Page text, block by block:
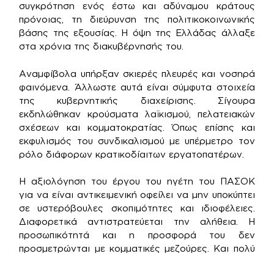
συγκρότηση ενός έστω και αδύναμου κράτους
πρόνοιας, τη διεύρυνση της πολιτικοκοινωνικής
βάσης της εξουσίας. Η όψη της Ελλάδας άλλαξε
στα χρόνια της διακυβέρνησής του.
Αναμφίβολα υπήρξαν σκιερές πλευρές και νοσηρά
φαινόμενα. Άλλωστε αυτά είναι σύμφυτα στοιχεία
της κυβερνητικής διαχείρισης. Σίγουρα
εκδηλώθηκαν κρούσματα λαϊκισμού, πελατειακών
σχέσεων και κομματοκρατίας. Όπως επίσης και
εκφυλισμός του συνδικαλισμού με υπέρμετρο τον
ρόλο διάφορων κρατικοδίαιτων εργατοπατέρων.
Η αξιολόγηση του έργου του ηγέτη του ΠΑΣΟΚ
για να είναι αντικειμενική οφείλει να μην υποκύπτει
σε υστερόβουλες σκοπιμότητες και ιδιοφέλειες.
Διαφορετικά αντιστρατεύεται την αλήθεια. Η
προσωπικότητά και η προσφορά του δεν
προσμετρώνται με κομματικές μεζούρες. Και πολύ